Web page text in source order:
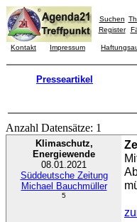
Suchen
Register
Kontakt Impressum
Presseartikel
Anzahl Datensätze: 1
Klimaschutz,
Energiewende
08.01.2021
Süddeutsche Zeitung
Michael Bauchmüller
5